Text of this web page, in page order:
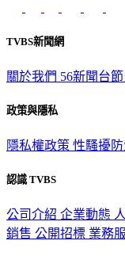
TVBS新聞網
關於我們 56新聞台
政策與隱私
隱私權政策 性騷擾
認識 TVBS
公司介紹 企業動態
銷售 公開招標 業務